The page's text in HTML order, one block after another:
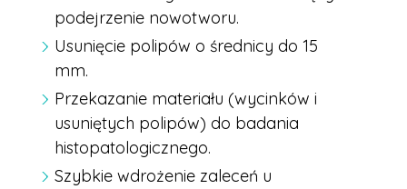
podejrzenie nowotworu.
Usunięcie polipów o średnicy do 15
mm.
Przekazanie materiału (wycinków i
usuniętych polipów) do badania
histopatologicznego.
Szybkie wdrożenie zaleceń u